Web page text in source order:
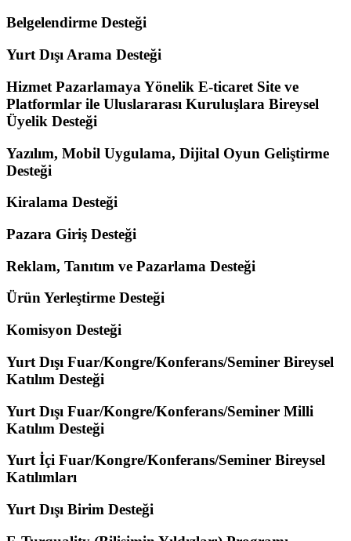
Belgelendirme Desteği
Yurt Dışı Arama Desteği
Hizmet Pazarlamaya Yönelik E-ticaret Site ve
Platformlar ile Uluslararası Kuruluşlara Bireysel
Üyelik Desteği
Yazılım, Mobil Uygulama, Dijital Oyun Geliştirme
Desteği
Kiralama Desteği
Pazara Giriş Desteği
Reklam, Tanıtım ve Pazarlama Desteği
Ürün Yerleştirme Desteği
Komisyon Desteği
Yurt Dışı Fuar/Kongre/Konferans/Seminer Bireysel
Katılım Desteği
Yurt Dışı Fuar/Kongre/Konferans/Seminer Milli
Katılım Desteği
Yurt İçi Fuar/Kongre/Konferans/Seminer Bireysel
Katılımları
Yurt Dışı Birim Desteği